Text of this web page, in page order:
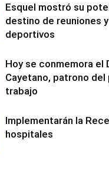
Esquel mostró su
destino de reuniones
deportivos
Hoy se conmemora el
Cayetano, patrono del
trabajo
Implementarán la
hospitales